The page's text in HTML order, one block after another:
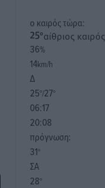
o καιρός τώρα:
25°αίθριος καιρός
36%
14km/h
Δ
25°/27°
06:17
20:08
πρόγνωση:
31°
ΣΑ
28°